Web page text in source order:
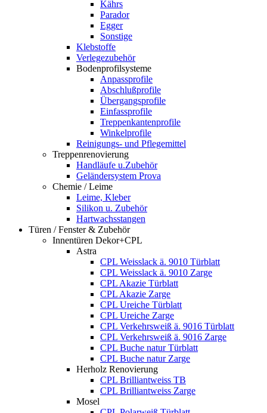
Kährs
Parador
Egger
Sonstige
Klebstoffe
Verlegezubehör
Bodenprofilsysteme
Anpassprofile
Abschlußprofile
Übergangsprofile
Einfassprofile
Treppenkantenprofile
Winkelprofile
Reinigungs- und Pflegemittel
Treppenrenovierung
Handläufe u.Zubehör
Geländersystem Prova
Chemie / Leime
Leime, Kleber
Silikon u. Zubehör
Hartwachsstangen
Türen / Fenster & Zubehör
Innentüren Dekor+CPL
Astra
CPL Weisslack ä. 9010 Türblatt
CPL Weisslack ä. 9010 Zarge
CPL Akazie Türblatt
CPL Akazie Zarge
CPL Ureiche Türblatt
CPL Ureiche Zarge
CPL Verkehrsweiß ä. 9016 Türblatt
CPL Verkehrsweiß ä. 9016 Zarge
CPL Buche natur Türblatt
CPL Buche natur Zarge
Herholz Renovierung
CPL Brilliantweiss TB
CPL Brilliantweiss Zarge
Mosel